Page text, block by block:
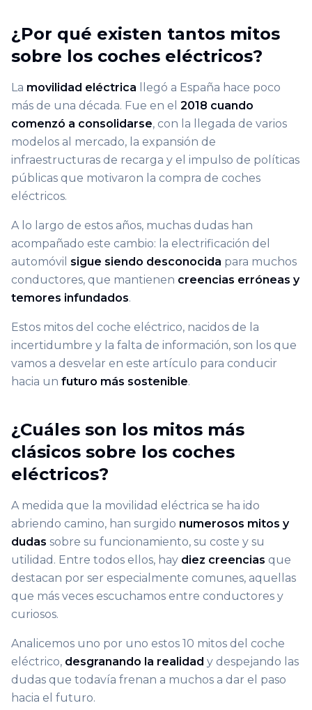
¿Por qué existen tantos mitos
sobre los coches eléctricos?
La movilidad eléctrica llegó a España hace poco
más de una década. Fue en el 2018 cuando
comenzó a consolidarse, con la llegada de varios
modelos al mercado, la expansión de
infraestructuras de recarga y el impulso de políticas
públicas que motivaron la compra de coches
eléctricos.
A lo largo de estos años, muchas dudas han
acompañado este cambio: la electrificación del
automóvil sigue siendo desconocida para muchos
conductores, que mantienen creencias erróneas y
temores infundados.
Estos mitos del coche eléctrico, nacidos de la
incertidumbre y la falta de información, son los que
vamos a desvelar en este artículo para conducir
hacia un futuro más sostenible.
¿Cuáles son los mitos más
clásicos sobre los coches
eléctricos?
A medida que la movilidad eléctrica se ha ido
abriendo camino, han surgido numerosos mitos y
dudas sobre su funcionamiento, su coste y su
utilidad. Entre todos ellos, hay diez creencias que
destacan por ser especialmente comunes, aquellas
que más veces escuchamos entre conductores y
curiosos.
Analicemos uno por uno estos 10 mitos del coche
eléctrico, desgranando la realidad y despejando las
dudas que todavía frenan a muchos a dar el paso
hacia el futuro.